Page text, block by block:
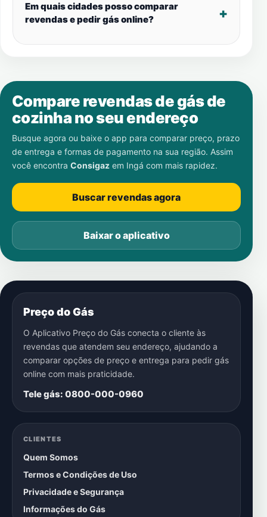
Em quais cidades posso comparar
revendas e pedir gás online?
Compare revendas de gás de
cozinha no seu endereço
Busque agora ou baixe o app para comparar preço, prazo
de entrega e formas de pagamento na sua região. Assim
você encontra Consigaz em Ingá com mais rapidez.
Buscar revendas agora
Baixar o aplicativo
Preço do Gás
O Aplicativo Preço do Gás conecta o cliente às
revendas que atendem seu endereço, ajudando a
comparar opções de preço e entrega para pedir gás
online com mais praticidade.
Tele gás: 0800-000-0960
CLIENTES
Quem Somos
Termos e Condições de Uso
Privacidade e Segurança
Informações do Gás